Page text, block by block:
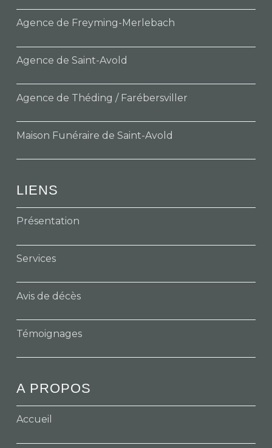
Agence de Freyming-Merlebach
Agence de Saint-Avold
Agence de Théding / Farébersviller
Maison Funéraire de Saint-Avold
LIENS
Présentation
Services
Avis de décès
Témoignages
A PROPOS
Accueil